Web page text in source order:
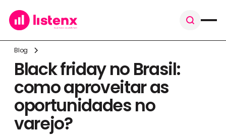
Blog
Black friday no Brasil:
como aproveitar as
oportunidades no
varejo?